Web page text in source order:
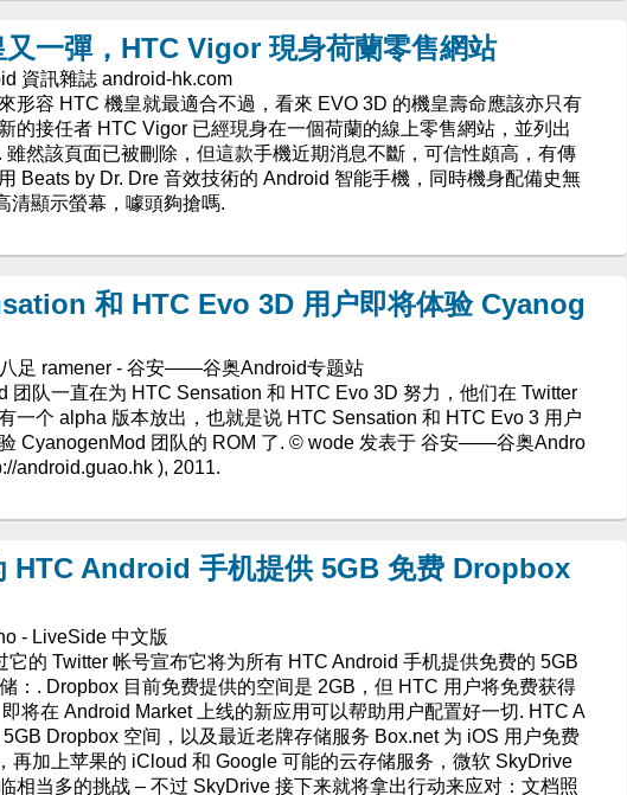
又一彈，HTC Vigor 現身荷蘭零售網站
資訊雜誌 android-hk.com
來形容 HTC 機皇就最適合不過，看來 EVO 3D 的機皇壽命應該亦只有
的接任者 HTC Vigor 已經現身在一個荷蘭的線上零售網站，並列出
雖然該頁面已被刪除，但這款手機近期消息不斷，可信性頗高，有傳
Beats by Dr. Dre 音效技術的 Android 智能手機，同時機身配備史無
清顯示螢幕，噱頭夠搶嗎.
和 HTC Evo 3D 用户即将体验 Cyanog
足 ramener - 谷安——谷奥Android专题站
团队一直在为 HTC Sensation 和 HTC Evo 3D 努力，他们在 Twitter
一个 alpha 版本放出，也就是说 HTC Sensation 和 HTC Evo 3 用户
CyanogenMod 团队的 ROM 了. © wode 发表于 谷安——谷奥Andro
android.guao.hk ), 2011.
HTC Android 手机提供 5GB 免费 Dropbox
- LiveSide 中文版
它的 Twitter 帐号宣布它将为所有 HTC Android 手机提供免费的 5GB
：. Dropbox 目前免费提供的空间是 2GB，但 HTC 用户将免费获得
将在 Android Market 上线的新应用可以帮助用户配置好一切. HTC A
Dropbox 空间，以及最近老牌存储服务 Box.net 为 iOS 用户免费
再加上苹果的 iCloud 和 Google 可能的云存储服务，微软 SkyDrive
相当多的挑战 – 不过 SkyDrive 接下来就将拿出行动来应对：文档照